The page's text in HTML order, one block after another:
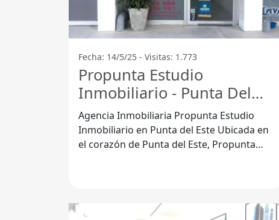
Fecha: 14/5/25 - Visitas: 1.773
Propunta Estudio
Inmobiliario - Punta Del
Este
Agencia Inmobiliaria Propunta Estudio
Inmobiliario en Punta del Este Ubicada en
el corazón de Punta del Este, Propunta